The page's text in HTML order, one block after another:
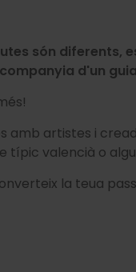
són diferents,
d'un
amb artistes i
típic valencià o
la teua